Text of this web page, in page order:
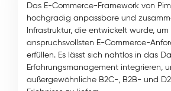
Das E-Commerce-Framework von
hochgradig anpassbare und
Infrastruktur, die entwickelt wurde, um
anspruchsvollsten E-Commerce-
erfüllen. Es lässt sich nahtlos in das
Erfahrungsmanagement integrieren,
außergewöhnliche B2C-, B2B- und